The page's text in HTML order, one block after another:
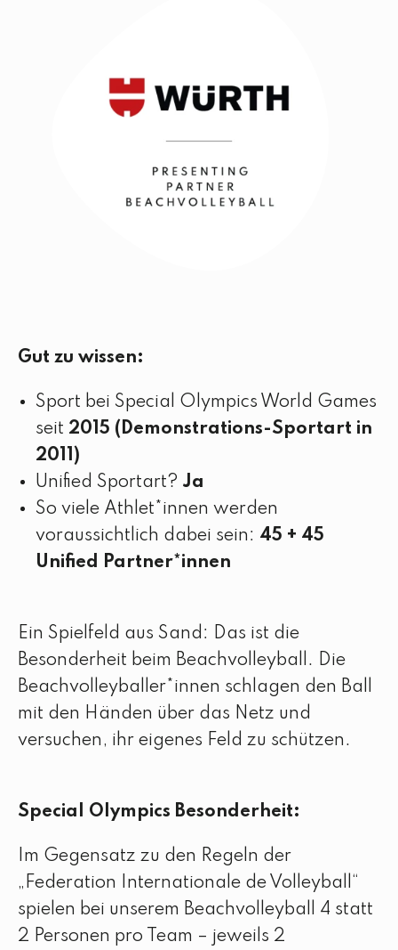
Gut zu wissen:
Sport bei Special Olympics World Games
seit 2015 (Demonstrations-Sportart in
2011)
Unified Sportart? Ja
So viele Athlet*innen werden
voraussichtlich dabei sein: 45 + 45
Unified Partner*innen
Ein Spielfeld aus Sand: Das ist die
Besonderheit beim Beachvolleyball. Die
Beachvolleyballer*innen schlagen den Ball
mit den Händen über das Netz und
versuchen, ihr eigenes Feld zu schützen.
Special Olympics Besonderheit:
Im Gegensatz zu den Regeln der
„Federation Internationale de Volleyball“
spielen bei unserem Beachvolleyball 4 statt
2 Personen pro Team – jeweils 2